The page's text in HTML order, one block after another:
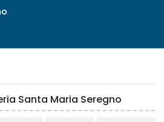
Santa Maria Seregno